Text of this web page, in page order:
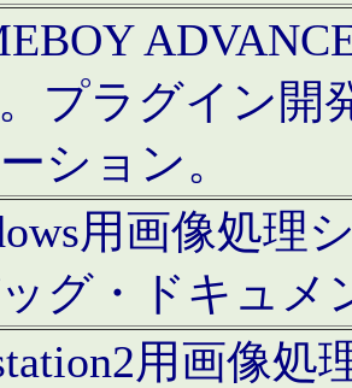
プラグイン開
ション。
用画像処理
グ・ドキュメ
用画像